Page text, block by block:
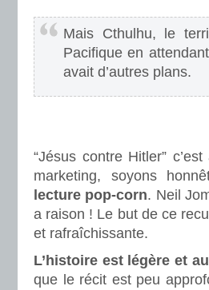
Mais Cthulhu, le
Pacifique en
avait d’autres plans.
“Jésus contre Hitler”
marketing, soyons
lecture pop-corn. Neil
a raison ! Le but de ce
et rafraîchissante.
L’histoire est légère et
que le récit est peu